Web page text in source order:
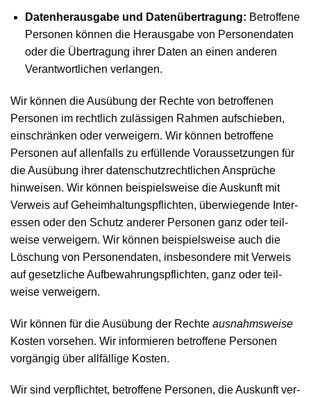
Datenherausgabe und Datenübertragung: Betroffene
Personen können die Heraus­gabe von Personen­daten
oder die Übe­rtragung ihrer Daten an einen anderen
Verant­wortlichen verlangen.
Wir können die Ausübung der Rechte von betroffenen
Personen im recht­lich zu­lässigen Rahmen auf­schieben,
ein­schränken oder ver­weigern. Wir können betroffene
Personen auf allen­falls zu erfüllende Voraus­setzungen für
die Ausübung ihrer daten­schutz­rechtlichen Ansprüche
hinweisen. Wir können beispiels­weise die Aus­kunft mit
Ver­weis auf Geheim­haltungs­pflichten, überwiegende Inter­
essen oder den Schutz anderer Personen ganz oder teil­
weise verweigern. Wir können beispielsweise auch die
Löschung von Personen­daten, ins­besondere mit Verweis
auf gesetz­liche Auf­bewahrungs­pflichten, ganz oder teil­
weise verweigern.
Wir können für die Aus­übung der Rechte ausnahms­weise
Kosten vor­sehen. Wir infor­mieren be­troffene Per­sonen
vorgängig über all­fällige Kosten.
Wir sind ver­pflichtet, betroffene Personen, die Auskunft ver­